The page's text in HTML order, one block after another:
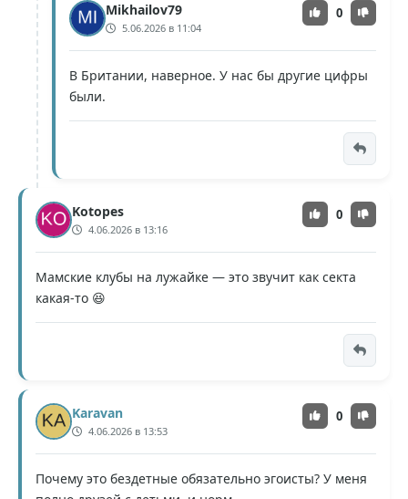
Mikhailov79
5.06.2026 в 11:04
0
В Британии, наверное. У нас бы другие цифры
были.
Kotopes
4.06.2026 в 13:16
0
Мамские клубы на лужайке — это звучит как секта
какая-то 😆
Karavan
4.06.2026 в 13:53
0
Почему это бездетные обязательно эгоисты? У меня